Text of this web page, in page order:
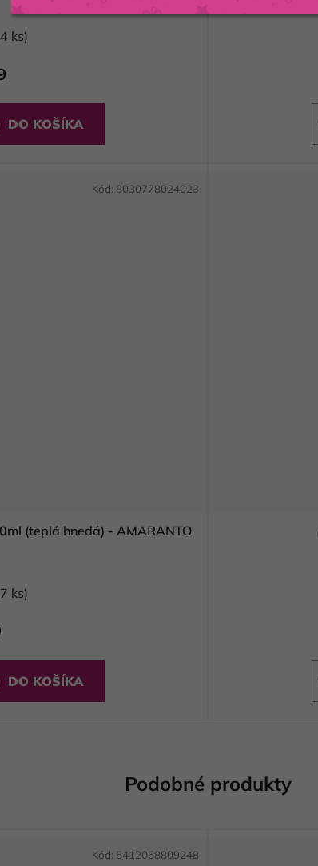
ks)
DO KOŠÍKA
Vitael profesionálna farba na vlasy 100ml (teplá hnedá) - AMARANTO
ks)
DO KOŠÍKA
Kód: 8030778024023
Podobné produkty
Kód: 5412058809248